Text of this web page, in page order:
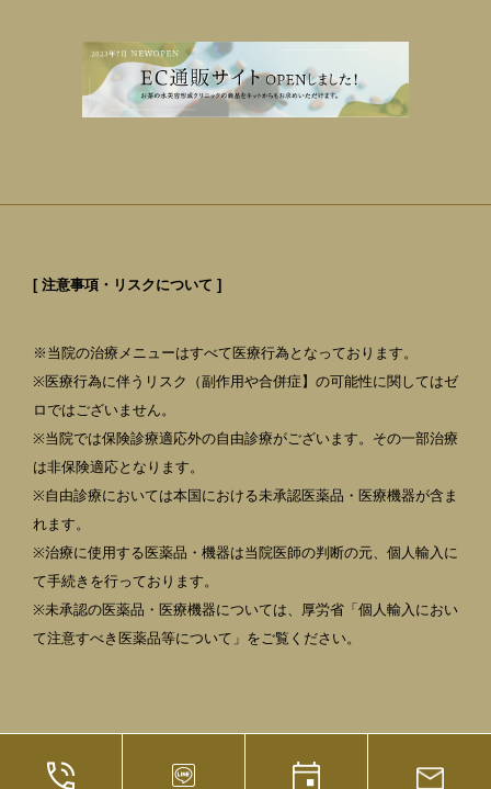
[ 注意事項・リスクについて ]
※当院の治療メニューはすべて医療行為となっております。
※医療行為に伴うリスク（副作用や合併症】の可能性に関してはゼ
ロではございません。
※当院では保険診療適応外の自由診療がございます。その一部治療
は非保険適応となります。
※自由診療においては本国における未承認医薬品・医療機器が含ま
れます。
※治療に使用する医薬品・機器は当院医師の判断の元、個人輸入に
て手続きを行っております。
※未承認の医薬品・医療機器については、厚労省「個人輸入におい
て注意すべき医薬品等について」をご覧ください。